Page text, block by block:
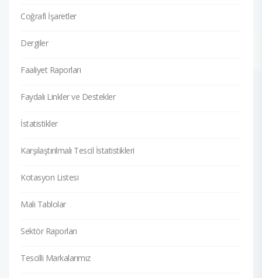
Coğrafi İşaretler
Dergiler
Faaliyet Raporları
Faydalı Linkler ve Destekler
İstatistikler
Karşılaştırılmalı Tescil İstatistikleri
Kotasyon Listesi
Mali Tablolar
Sektör Raporları
Tescilli Markalarımız